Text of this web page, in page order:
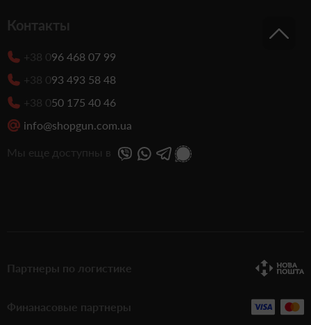
Контакты
+38 096 468 07 99
+38 093 493 58 48
+38 050 175 40 46
info@shopgun.com.ua
Мы еще доступны в
Партнеры по логистике
Финанасовые партнеры